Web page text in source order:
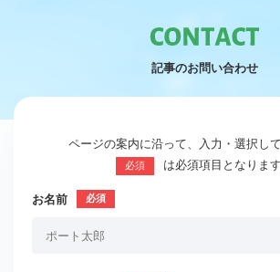
記事のお問い合わせ
ページの案内に沿って、入力・選択して
必須 は必須項目となります
お名前